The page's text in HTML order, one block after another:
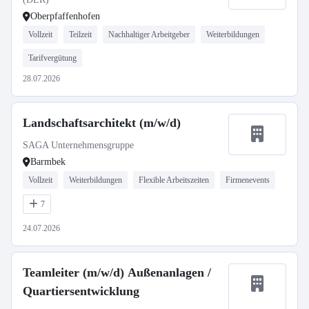
Oberpfaffenhofen
Vollzeit Teilzeit Nachhaltiger Arbeitgeber Weiterbildungen
Tarifvergütung
28.07.2026
Landschaftsarchitekt (m/w/d)
SAGA Unternehmensgruppe
Barmbek
Vollzeit Weiterbildungen Flexible Arbeitszeiten Firmenevents
7
24.07.2026
Teamleiter (m/w/d) Außenanlagen /
Quartiersentwicklung